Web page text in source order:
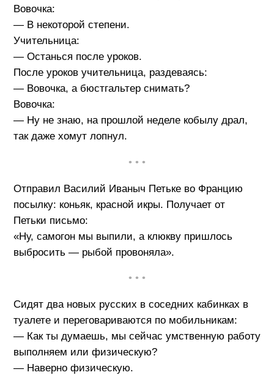
Вовочка:
— В некоторой степени.
Учительница:
— Останься после уроков.
После уроков учительница, раздеваясь:
— Вовочка, а бюстгальтер снимать?
Вовочка:
— Ну не знаю, на прошлой неделе кобылу драл,
так даже хомут лопнул.
• • •
Отправил Василий Иваныч Петьке во Францию
посылку: коньяк, красной икры. Получает от
Петьки письмо:
«Hу, самогон мы выпили, а клюкву пришлось
выбросить — рыбой провоняла».
• • •
Сидят два новых русских в соседних кабинках в
туалете и переговариваются по мобильникам:
— Как ты думаешь, мы сейчас умственную работу
выполняем или физическую?
— Наверно физическую.